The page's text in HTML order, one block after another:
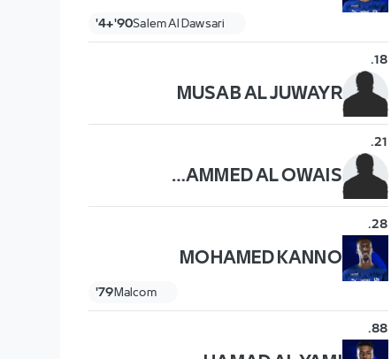
Salem Al Dawsari
90'+4'
18
.
MUSAB AL JUWAYR
21
.
MOHAMMED AL OWAIS
28
.
MOHAMED KANNO
Malcom
79'
88
.